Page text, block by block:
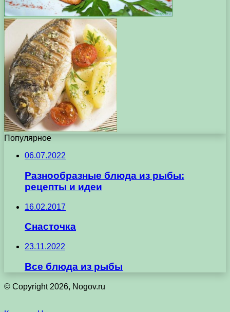
Популярное
06.07.2022
Разнообразные блюда из рыбы:
рецепты и идеи
16.02.2017
Снасточка
23.11.2022
Все блюда из рыбы
© Copyright 2026, Nogov.ru